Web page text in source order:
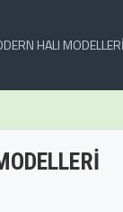
HALI MODELLERI